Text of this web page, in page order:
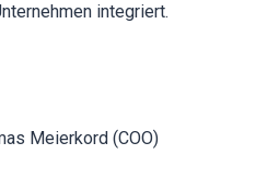
integriert.
Meierkord (COO)